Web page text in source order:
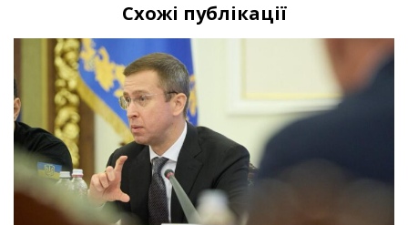
Схожі публікації